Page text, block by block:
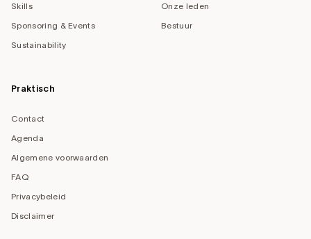
Skills
Sponsoring & Events
Sustainability
Onze leden
Bestuur
Praktisch
Contact
Agenda
Algemene voorwaarden
FAQ
Privacybeleid
Disclaimer